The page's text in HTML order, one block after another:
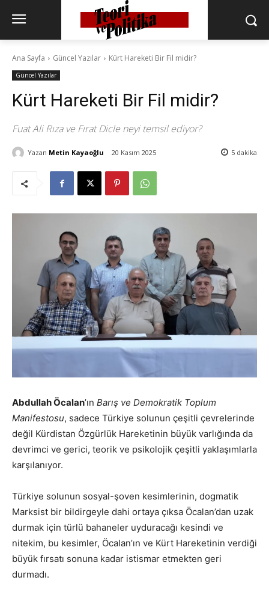
Ana Sayfa Güncel Yazılar Kürt Hareketi Bir Fil midir?
Güncel Yazılar
Kürt Hareketi Bir Fil midir?
Fuat Ali Rıza ve Fırat Dicle neyi temsil ediyor?
Yazan Metin Kayaoğlu 20 Kasım 2025 5 dakika
Abdullah Öcalan’ın Barış ve Demokratik Toplum
Manifestosu, sadece Türkiye solunun çeşitli çevrelerinde
değil Kürdistan Özgürlük Hareketinin büyük varlığında da
devrimci ve gerici, teorik ve psikolojik çeşitli yaklaşımlarla
karşılanıyor.
Türkiye solunun sosyal-şoven kesimlerinin, dogmatik
Marksist bir bildirgeyle dahi ortaya çıksa Öcalan’dan uzak
durmak için türlü bahaneler uyduracağı kesindi ve
nitekim, bu kesimler, Öcalan’ın ve Kürt Hareketinin verdiği
büyük fırsatı sonuna kadar istismar etmekten geri
durmadı.